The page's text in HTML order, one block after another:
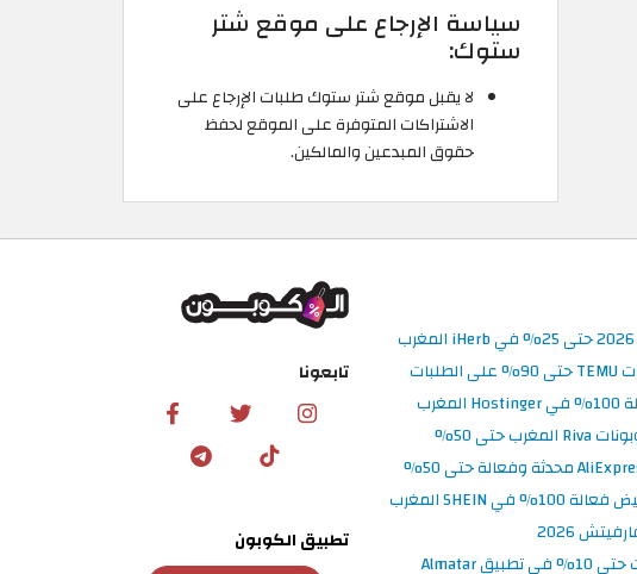
سياسة الإرجاع على موقع شتر
ستوك:
لا يقبل موقع شتر ستوك طلبات الإرجاع على
الاشتراكات المتوفرة على الموقع لحفظ
حقوق المبدعين والمالكين.
تابعونا
تطبيق الكوبون